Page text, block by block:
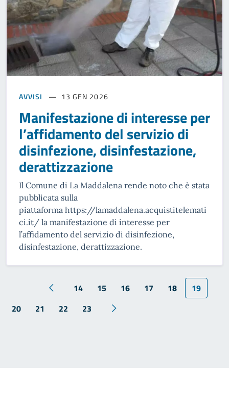
AVVISI 13 GEN 2026
Manifestazione di interesse per
l’affidamento del servizio di
disinfezione, disinfestazione,
derattizzazione
Il Comune di La Maddalena rende noto che è stata
pubblicata sulla
piattaforma https://lamaddalena.acquistitelemati
ci.it/ la manifestazione di interesse per
l’affidamento del servizio di disinfezione,
disinfestazione, derattizzazione.
14 15 16 17 18
19
20
21 22 23